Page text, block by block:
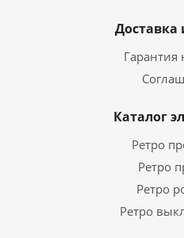
Доставка
Гарантия
Каталог
Ретро
Ретро
Ретро
Ретро